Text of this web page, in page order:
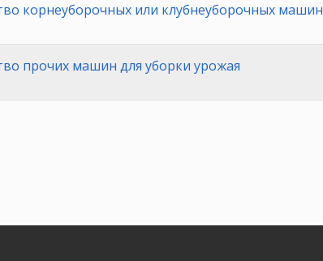
корнеуборочных или клубнеуборочных машин
прочих машин для уборки урожая